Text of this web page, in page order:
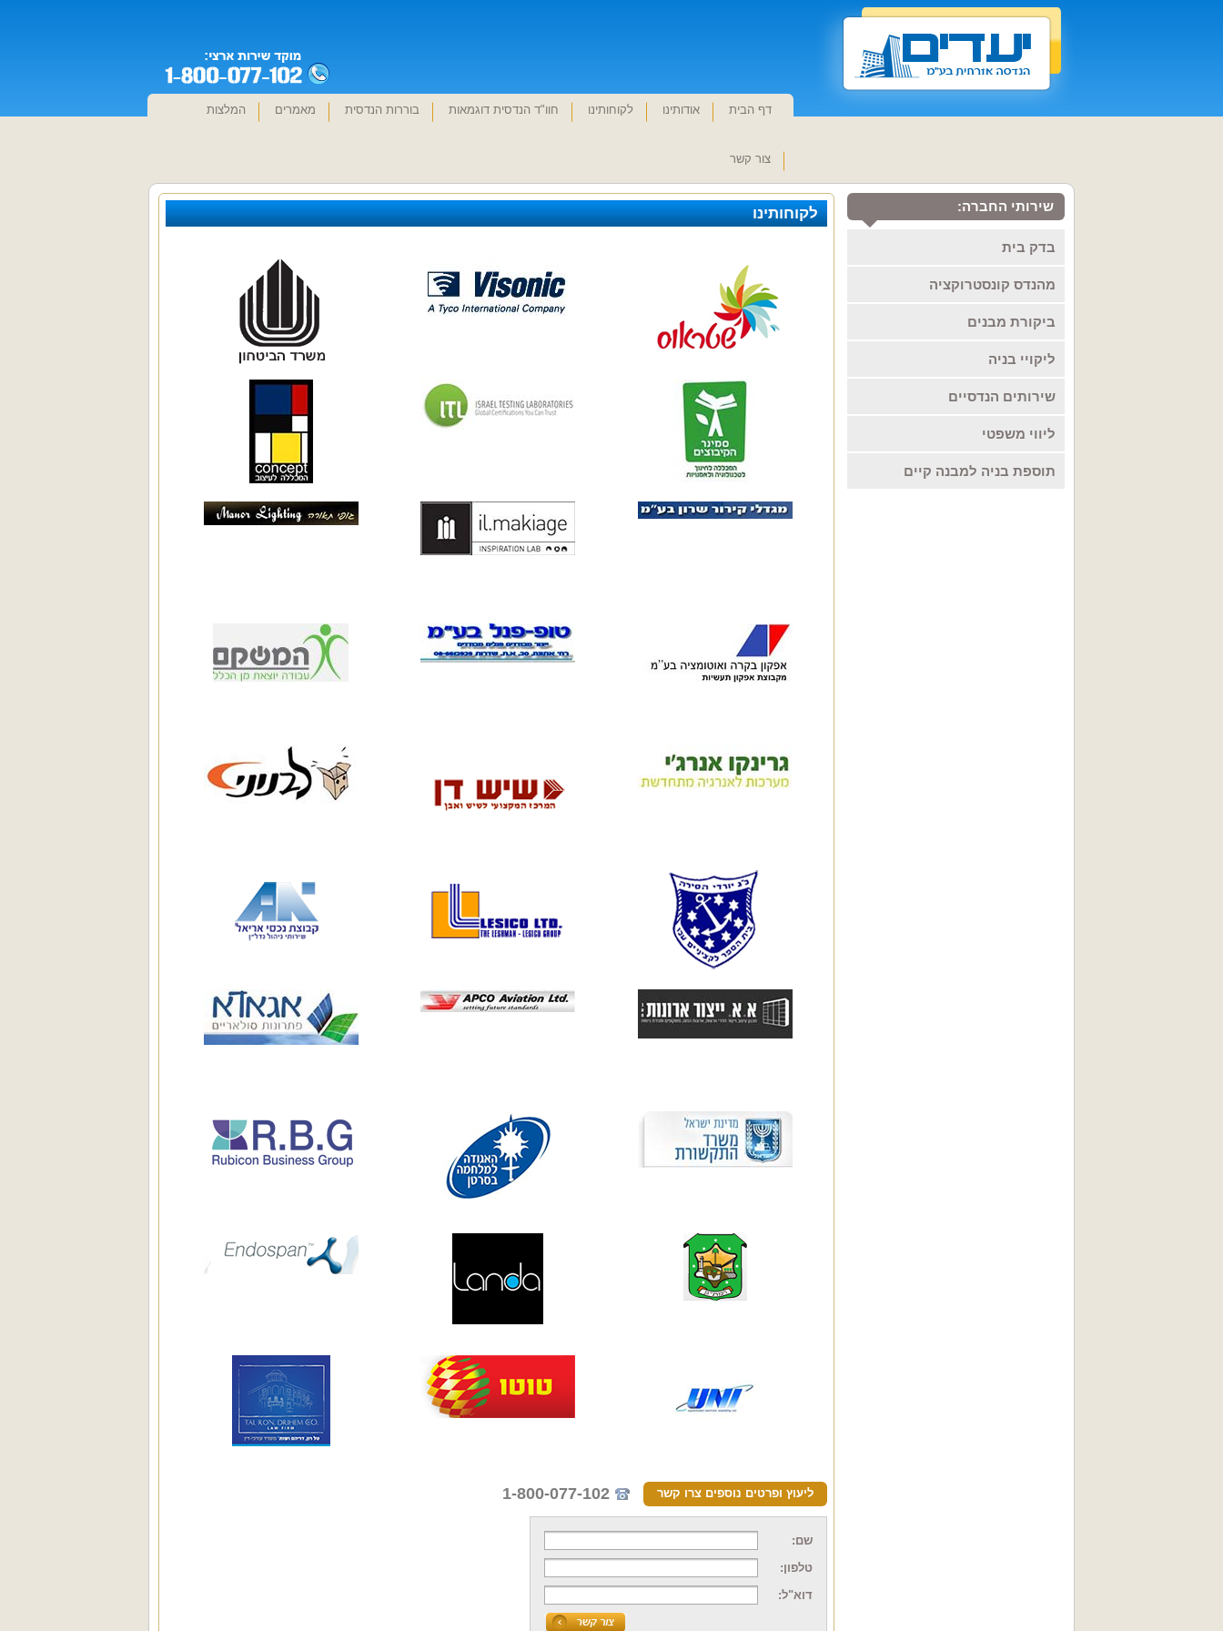
דף הבית אודותינו לקוחותינו חוו"ד הנדסית דוגמאות בוררות הנדסית מאמרים המלצות
צור קשר
לקוחותינו
ליעוץ ופרטים נוספים צרו קשר 1-800-077-102
שם:
טלפון:
דוא"ל:
שירותי החברה:
בדק בית
מהנדס קונסטרוקציה
ביקורת מבנים
ליקויי בניה
שירותים הנדסיים
ליווי משפטי
תוספת בניה למבנה קיים